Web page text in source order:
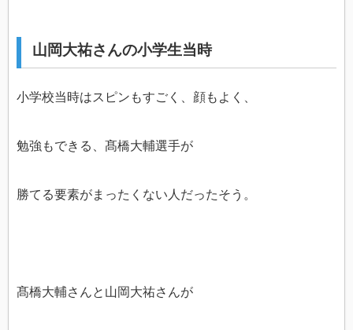
山岡大祐さんの小学生当時
小学校当時はスピンもすごく、顔もよく、
勉強もできる、髙橋大輔選手が
勝てる要素がまったくない人だったそう。
髙橋大輔さんと山岡大祐さんが